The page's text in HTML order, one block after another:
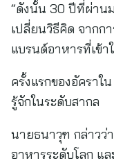
“ดังนั้น 30 ปีที่ผ่าน
เปลี่ยนวิธีคิด จากก
แบรนด์อาหารที่เข้า
ครั้งแรกของอัคราใ
รู้จักในระดับสากล
นายธนาวุฑ กล่าวว่
อาหารระดับโลก แ